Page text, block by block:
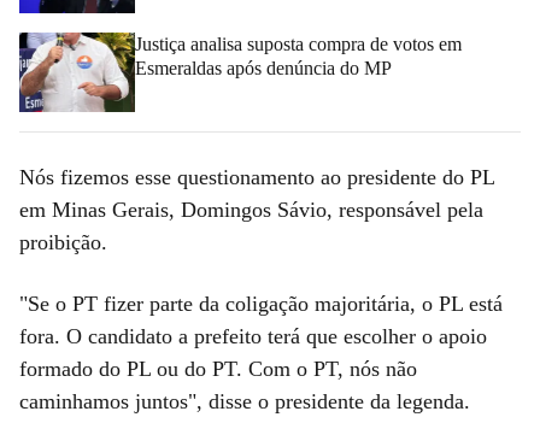
Justiça analisa suposta compra de votos em
Esmeraldas após denúncia do MP
Nós fizemos esse questionamento ao presidente do PL
em Minas Gerais, Domingos Sávio, responsável pela
proibição.
"Se o PT fizer parte da coligação majoritária, o PL está
fora. O candidato a prefeito terá que escolher o apoio
formado do PL ou do PT. Com o PT, nós não
caminhamos juntos", disse o presidente da legenda.